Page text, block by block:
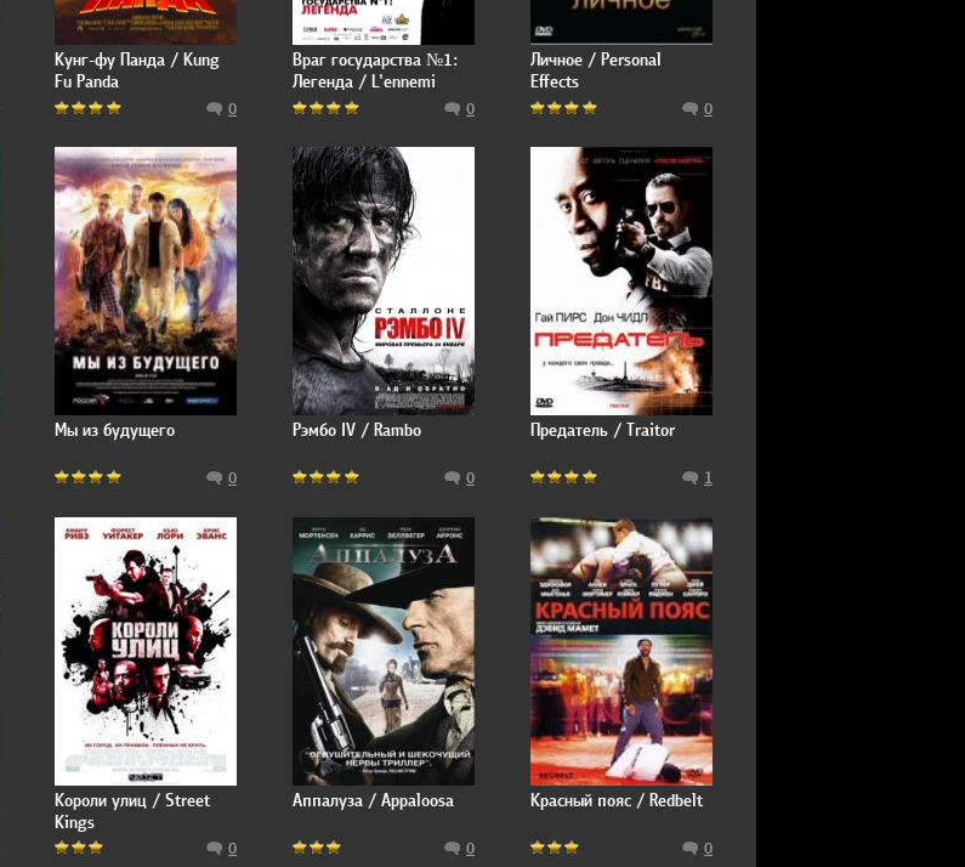
Кунг-фу Панда / Kung
Fu Panda
0
Враг государства №1:
Легенда / L'ennemi
public n°1
0
Личное / Personal
Effects
0
Мы из будущего
0
Рэмбо IV / Rambo
0
Предатель / Traitor
1
Короли улиц / Street
Kings
0
Аппалуза / Appaloosa
0
Красный пояс / Redbelt
0